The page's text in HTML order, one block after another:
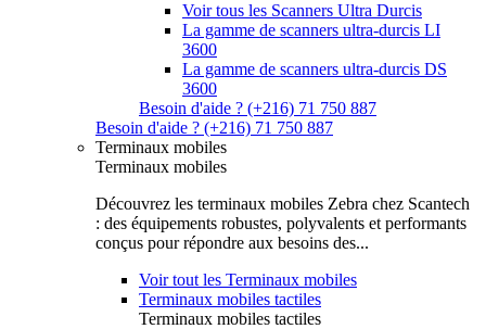
Voir tous les Scanners Ultra Durcis
La gamme de scanners ultra-durcis LI
3600
La gamme de scanners ultra-durcis DS
3600
Besoin d'aide ? (+216) 71 750 887
Besoin d'aide ? (+216) 71 750 887
Terminaux mobiles
Terminaux mobiles
Découvrez les terminaux mobiles Zebra chez Scantech
: des équipements robustes, polyvalents et performants
conçus pour répondre aux besoins des...
Voir tout les Terminaux mobiles
Terminaux mobiles tactiles
Terminaux mobiles tactiles